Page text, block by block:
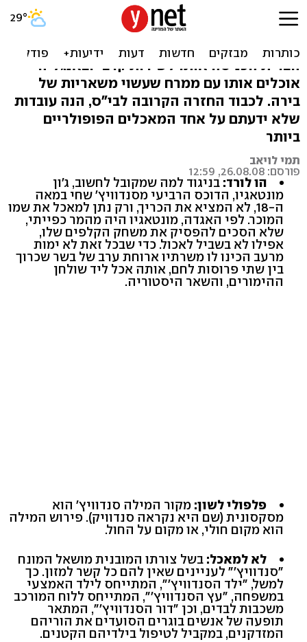
קטנות בצלחת: סנדוויץ'
הלורד סנדוויץ' בכלל לא המציא אותו, ארצות
הברית הכניסה אותו לשירות קרבי ובאנגליה
אוכלים אותו עם ממרח שעשוי משאריות של
בירה. לכבוד החזרה הקרובה לבי"ס, הנה עובדות
שלא ידעתם על אחד המאכלים הפופולריים
ביותר
תמי לויאב
פורסם: 26.08.08, 12:59
הו לורד: בניגוד למה שמקובל לחשוב, ג'ון
מונטאגיו, הדוכס הרביעי מסנדוויץ' שחי במאה
ה-18, לא המציא את הכריך, ורק נתן למאכל את שמו
המוכר. לפי האגדה, מונטאגיו היה מהמר כפייתי,
שלא הסכים להפסיק את משחק הקלפים שלו,
אפילו לא בשביל לאכול. כדי שבכל זאת לא ימות
מרעב הכינו לו משרתיו ארוחת ערב של בשר שכרוך
בין שתי פרוסות לחם, אותה אכל ליד שולחן
ההימורים, והשאר היסטוריה.
פלפולי לשון: מקור המילה סנדוויץ' הוא
מסקסונית (שם היא נקראה סנדוויק). פירוש המילה
הוא מקום חולי, או מקום על החול.
לא למאכל: בשל צורתו המובנית מושאל המונח
"סנדוויץ'" לעניינים שאין להם כל קשר למזון. כך
למשל, "ילד הסנדוויץ'", המתייחס לילד האמצעי
במשפחה, "עץ הסנדוויץ'", המתייחס ללוח המורכב
משכבות לבדים, וכן "דור הסנדוויץ'", המתאר
תופעה של אנשים בוגרים הסועדים את הוריהם
המזדקנים, במקביל לטיפול בילדיהם הקטנים.